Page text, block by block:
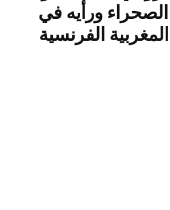
ورأيه في
المغربية الفرنسية